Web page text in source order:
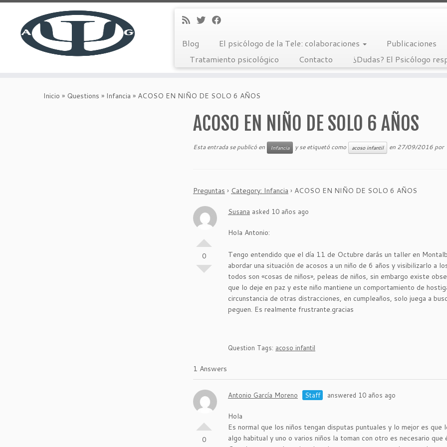
Blog El psicólogo de la Tele: colaboraciones
Publicaciones
Tratamiento psicológico
Contacto ¿Dudas? El Psicólogo
Inicio » Questions » Infancia » ACOSO EN NIÑO DE SOLO 6 AÑOS
ACOSO EN NIÑO DE SOLO 6 AÑOS
Esta entrada se publicó en Infancia y se etiquetó como acoso infantil en 27/09/2016 por
Preguntas › Category: Infancia › ACOSO EN NIÑO DE SOLO 6 AÑOS
0
Susana asked 10 años ago
Hola Antonio:
Tengo entendido que el día 11 de Octubre darás un taller en
abordar una situación de acosos a un niño de 6 años y visibilizarlo a
todos son «cosas de niños», peleas de niños, sin embargo existe
que lo deje en paz y este niño mantiene un comportamiento de
circunstancia de otras distracciones, en cumpleaños, solo juega a
peguen. Es realmente frustrante.gracias
Question Tags: acoso infantil
1 Answers
0
Antonio García Moreno Staff answered 10 años ago
Hola
Es normal que los niños tengan disputas puntuales y lo mejor es
algo habitual y uno o varios niños la toman con otro es necesario